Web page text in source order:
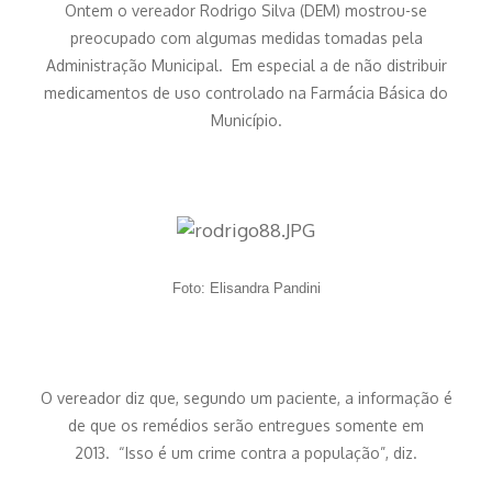
Ontem o vereador Rodrigo Silva (DEM) mostrou-se
preocupado com algumas medidas tomadas pela
Administração Municipal. Em especial a de não distribuir
medicamentos de uso controlado na Farmácia Básica do
Município.
Foto: Elisandra Pandini
O vereador diz que, segundo um paciente, a informação é
de que os remédios serão entregues somente em
2013. “Isso é um crime contra a população”, diz.